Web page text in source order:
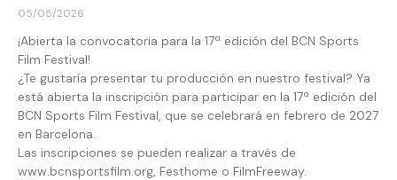
05/05/2026
¡Abierta la convocatoria para la 17ª edición del BCN Sports
Film Festival!
¿Te gustaría presentar tu producción en nuestro festival? Ya
está abierta la inscripción para participar en la 17ª edición del
BCN Sports Film Festival, que se celebrará en febrero de 2027
en Barcelona.
Las inscripciones se pueden realizar a través de
www.bcnsportsfilm.org, Festhome o FilmFreeway.